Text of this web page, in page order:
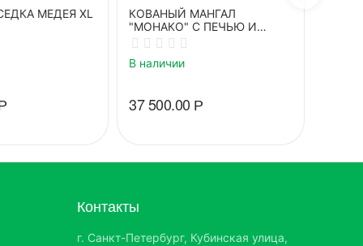
МЕДЕЯ XL
КОВАНЫЙ МАНГАЛ
"МОНАКО" С ПЕЧЬЮ И
ДЫМОХОДОМ
В наличии
37 500.00 Р
Контакты
г. Санкт-Петербург, Кубинская улица,